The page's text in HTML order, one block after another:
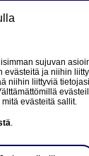
Sijoittajat
sujuvan
ja niihin
niihin liittyviä
evästeitä sallit.
.